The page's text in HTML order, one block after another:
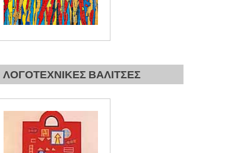
ΛΟΓΟΤΕΧΝΙΚΕΣ ΒΑΛΙΤΣΕΣ